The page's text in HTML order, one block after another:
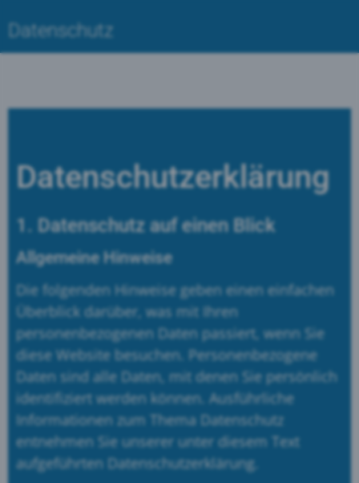
Datenschutz
Datenschutz­erklärung
1. Datenschutz auf einen Blick
Allgemeine Hinweise
Die folgenden Hinweise geben einen einfachen
Überblick darüber, was mit Ihren
personenbezogenen Daten passiert, wenn Sie
diese Website besuchen. Personenbezogene
Daten sind alle Daten, mit denen Sie persönlich
identifiziert werden können. Ausführliche
Informationen zum Thema Datenschutz
entnehmen Sie unserer unter diesem Text
aufgeführten Datenschutzerklärung.